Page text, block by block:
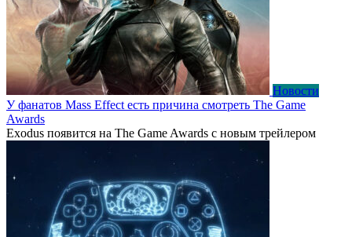
Новости
У фанатов Mass Effect есть причина смотреть The Game
Awards
Exodus появится на The Game Awards с новым трейлером